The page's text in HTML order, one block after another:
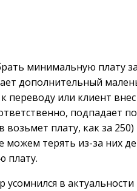
минимальную плату
дополнительный
переводу или клиент
подпадает
плату, как за
терять из-за них
плату.
в